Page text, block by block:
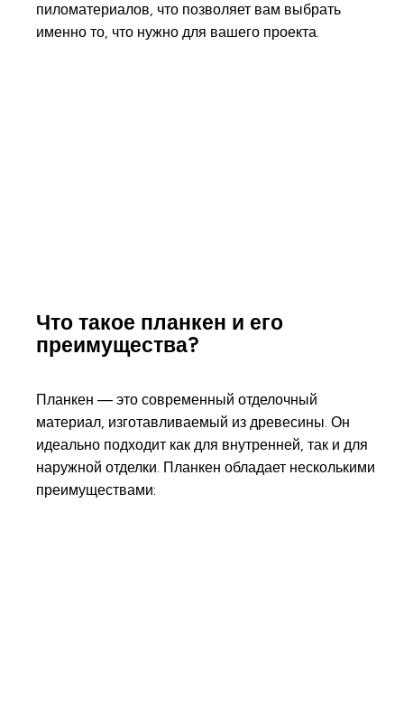
пиломатериалов, что позволяет вам выбрать
именно то, что нужно для вашего проекта.
Что такое планкен и его
преимущества?
Планкен — это современный отделочный
материал, изготавливаемый из древесины. Он
идеально подходит как для внутренней, так и для
наружной отделки. Планкен обладает несколькими
преимуществами: